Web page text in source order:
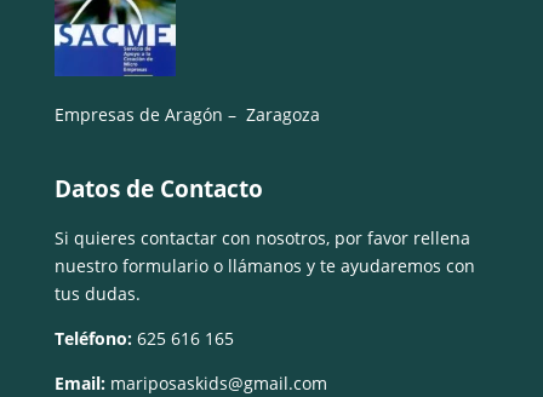
Empresas de Aragón – Zaragoza
Datos de Contacto
Si quieres contactar con nosotros, por favor rellena
nuestro formulario o llámanos y te ayudaremos con
tus dudas.
Teléfono: 625 616 165
Email: mariposaskids@gmail.com